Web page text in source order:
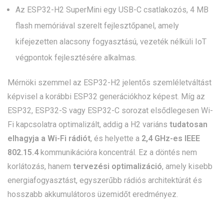
Az ESP32-H2 SuperMini egy USB-C csatlakozós, 4 MB
flash memóriával szerelt fejlesztőpanel, amely
kifejezetten alacsony fogyasztású, vezeték nélküli IoT
végpontok fejlesztésére alkalmas.
Mérnöki szemmel az ESP32-H2 jelentős szemléletváltást
képvisel a korábbi ESP32 generációkhoz képest. Míg az
ESP32, ESP32-S vagy ESP32-C sorozat elsődlegesen Wi-
Fi kapcsolatra optimalizált, addig a H2 variáns tudatosan
elhagyja a Wi-Fi rádiót, és helyette a 2,4 GHz-es IEEE
802.15.4kommunikációra koncentrál. Ez a döntés nem
korlátozás, hanem tervezési optimalizáció, amely kisebb
energiafogyasztást, egyszerűbb rádiós architektúrát és
hosszabb akkumulátoros üzemidőt eredményez.